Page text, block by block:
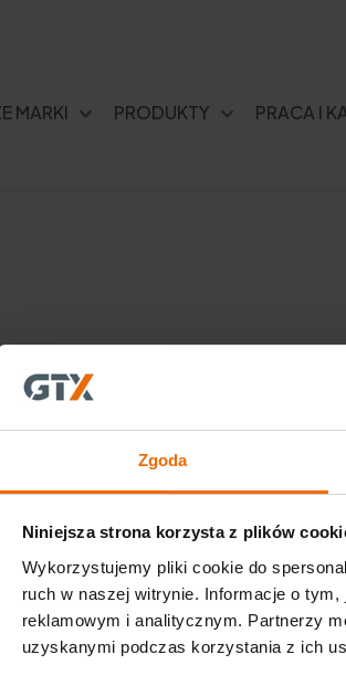
Zgoda
Niniejsza strona korzysta z plików
Wykorzystujemy pliki cookie do
ruch w naszej witrynie. Informacje o
reklamowym i analitycznym. Partnerzy
uzyskanymi podczas korzystania z ich
MARKI PRODUKTY PRACA I
CENTRALA
ul. Pograniczna 2/4
02-285 Warszawa
tel. +48 22 573 03 00
office@gtx-group.com